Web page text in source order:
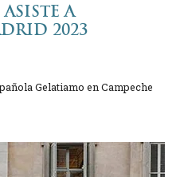
A
2023
Gelatiamo en Campeche